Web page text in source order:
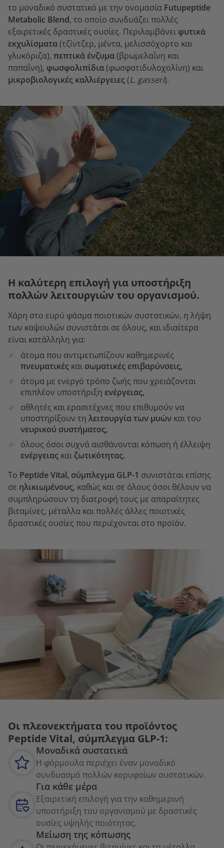
το μοναδικό συστατικό με την ονομασία Futupeptide
Metabolic Blend, το οποίο συνδυάζει πολλές
εξαιρετικές δραστικές ουσίες. Περιλαμβάνει φυτικά
εκχυλίσματα(τζίντζερ, μέντα, μελισσόχορτο και
γλυκόριζα), πεπτικά ένζυμα(βρωμελαΐνη και
παπαΐνη), φωσφολιπίδια(φωσφατιδυλοχολίνη) και
μικροβιολογικές καλλιέργειες (L. gasseri).
Η καλύτερη επιλογή για υποστήριξη
πολλών λειτουργιών του οργανισμού.
Χάρη στο ευρύ φάσμα ποιοτικών συστατικών, η λήψη
των καψουλών συνιστάται σε όλους, και ιδιαίτερα
είναι κατάλληλη για:
άτομα που αντιμετωπίζουν καθημερινές
πνευματικές και σωματικές επιβαρύνσεις,
άτομα με ενεργό τρόπο ζωής που χρειάζονται
επιπλέον υποστήριξη ενέργειας,
αθλητές και ερασιτέχνες που επιθυμούν να
υποστηρίξουν τη λειτουργία των μυών και του
νευρικού συστήματος,
όλους όσοι συχνά αισθάνονται κόπωση ή έλλειψη
ενέργειας και ζωτικότητας.
Το Peptide Vital, σύμπλεγμα GLP-1 συνιστάται επίσης
σε ηλικιωμένους, καθώς και σε όλους όσοι θέλουν να
συμπληρώσουν τη διατροφή τους με απαραίτητες
βιταμίνες, μέταλλα και πολλές άλλες ποιοτικές
δραστικές ουσίες που περιέχονται στο προϊόν.
Οι πλεονεκτήματα του προϊόντος
Peptide Vital, σύμπλεγμα GLP-1:
Μοναδικά συστατικά
Η φόρμουλα περιέχει έναν μοναδικό
συνδυασμό πολλών κορυφαίων συστατικών.
Για κάθε μέρα
Εξαιρετική επιλογή για την καθημερινή
υποστήριξη του οργανισμού με δραστικές
ουσίες υψηλής ποιότητας.
Μείωση της κόπωσης